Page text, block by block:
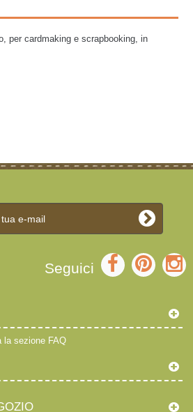
per cardmaking e scrapbooking, in
Seguici
la sezione FAQ